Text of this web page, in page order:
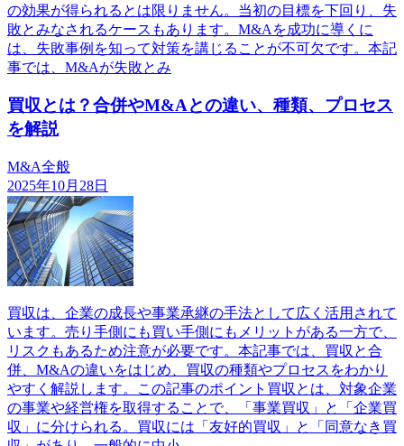
の効果が得られるとは限りません。当初の目標を下回り、失
敗とみなされるケースもあります。M&Aを成功に導くに
は、失敗事例を知って対策を講じることが不可欠です。本記
事では、M&Aが失敗とみ
買収とは？合併やM&Aとの違い、種類、プロセス
を解説
M&A全般
2025年10月28日
買収は、企業の成長や事業承継の手法として広く活用されて
います。売り手側にも買い手側にもメリットがある一方で、
リスクもあるため注意が必要です。本記事では、買収と合
併、M&Aの違いをはじめ、買収の種類やプロセスをわかり
やすく解説します。この記事のポイント買収とは、対象企業
の事業や経営権を取得することで、「事業買収」と「企業買
収」に分けられる。買収には「友好的買収」と「同意なき買